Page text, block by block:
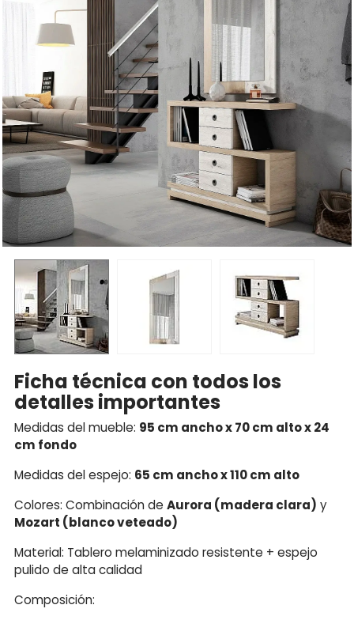
Ficha técnica con todos los
detalles importantes
Medidas del mueble: 95 cm ancho x 70 cm alto x 24
cm fondo
Medidas del espejo: 65 cm ancho x 110 cm alto
Colores: Combinación de Aurora (madera clara) y
Mozart (blanco veteado)
Material: Tablero melaminizado resistente + espejo
pulido de alta calidad
Composición: